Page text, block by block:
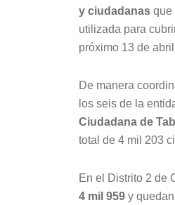
y ciudadanas que
utilizada para
próximo 13 de
De manera
los seis de la
Ciudadana de
total de 4 mil 203
En el Distrito 2 de
4 mil 959 y